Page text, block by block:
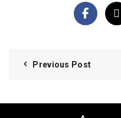
Previous Post